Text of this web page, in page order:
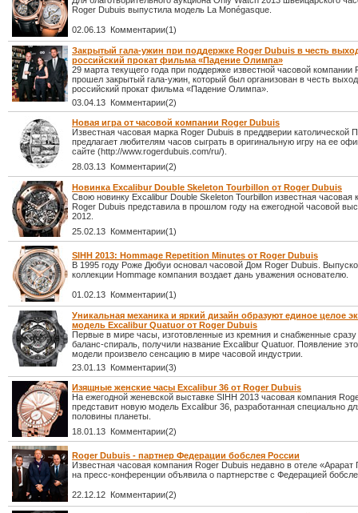
Roger Dubuis выпустила модель La Monégasque.
02.06.13 Комментарии(1)
Закрытый гала-ужин при поддержке Roger Dubuis в честь
российский прокат фильма «Падение Олимпа»
29 марта текущего года при поддержке известной часовой компании
прошел закрытый гала-ужин, который был организован в честь
российский прокат фильма «Падение Олимпа».
03.04.13 Комментарии(2)
Новая игра от часовой компании Roger Dubuis
Известная часовая марка Roger Dubuis в преддверии католической
предлагает любителям часов сыграть в оригинальную игру на ее
сайте (http://www.rogerdubuis.com/ru/).
28.03.13 Комментарии(2)
Новинка Excalibur Double Skeleton Tourbillon от Roger Dubuis
Свою новинку Excalibur Double Skeleton Tourbillon известная часовая
Roger Dubuis представила в прошлом году на ежегодной часовой
2012.
25.02.13 Комментарии(1)
SIHH 2013: Hommage Repetition Minutes от Roger Dubuis
В 1995 году Роже Дюбуи основал часовой Дом Roger Dubuis.
коллекции Hommage компания воздает дань уважения основателю.
01.02.13 Комментарии(1)
Уникальная механика и яркий дизайн образуют единое целое
модель Excalibur Quatuor от Roger Dubuis
Первые в мире часы, изготовленные из кремния и снабженные
баланс-спираль, получили название Excalibur Quatuor. Появление
модели произвело сенсацию в мире часовой индустрии.
23.01.13 Комментарии(3)
Изящные женские часы Excalibur 36 от Roger Dubuis
На ежегодной женевской выставке SIHH 2013 часовая компания
представит новую модель Excalibur 36, разработанная специально
половины планеты.
18.01.13 Комментарии(2)
Roger Dubuis - партнер Федерации бобслея России
Известная часовая компания Roger Dubuis недавно в отеле «Арарат
на пресс-конференции объявила о партнерстве с Федерацией
22.12.12 Комментарии(2)